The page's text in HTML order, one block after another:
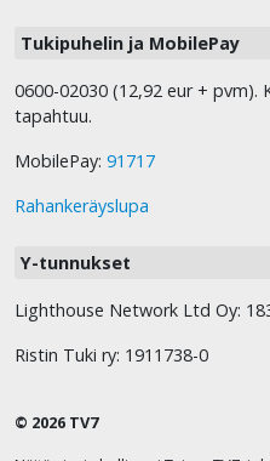
Tukipuhelin ja MobilePay
0600-02030 (12,92 eur +
tapahtuu.
MobilePay: 91717
Rahankeräyslupa
Y-tunnukset
Lighthouse Network Ltd Oy:
Ristin Tuki ry: 1911738-0
© 2026 TV7